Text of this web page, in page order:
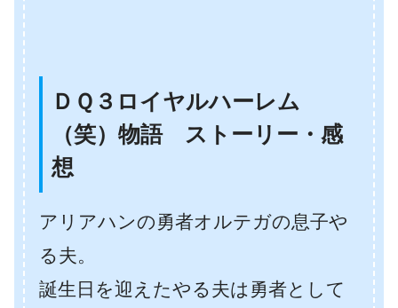
ＤＱ３ロイヤルハーレム
（笑）物語 ストーリー・感
想
アリアハンの勇者オルテガの息子や
る夫。
誕生日を迎えたやる夫は勇者として